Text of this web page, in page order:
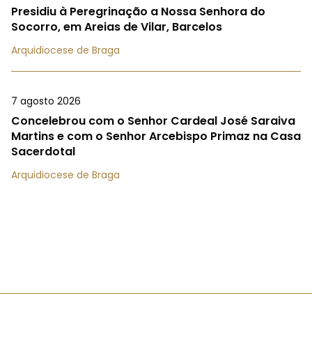
Presidiu à Peregrinação a Nossa Senhora do
Socorro, em Areias de Vilar, Barcelos
Arquidiocese de Braga
7 agosto 2026
Concelebrou com o Senhor Cardeal José Saraiva
Martins e com o Senhor Arcebispo Primaz na Casa
Sacerdotal
Arquidiocese de Braga